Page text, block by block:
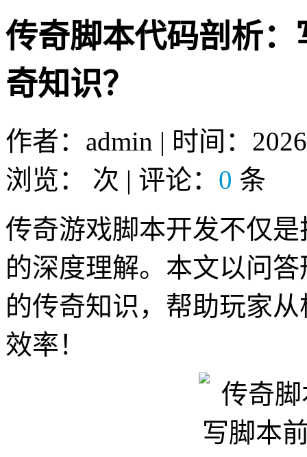
传奇脚本代码剖析
奇知识？
作者：admin | 时间：
浏览：
次 | 评论： 0 条
传奇游戏脚本开发不仅
的深度理解。本文以问
的传奇知识，帮助玩家
效率！